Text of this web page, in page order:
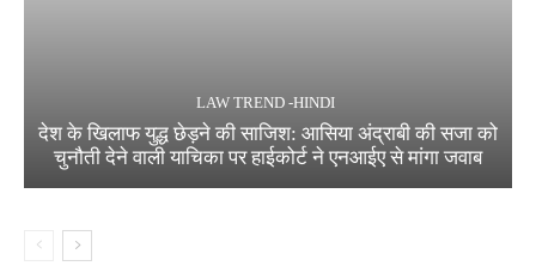
LAW TREND -HINDI
देश के खिलाफ युद्ध छेड़ने की साजिश: आसिया अंद्राबी की सजा को
चुनौती देने वाली याचिका पर हाईकोर्ट ने एनआईए से मांगा जवाब